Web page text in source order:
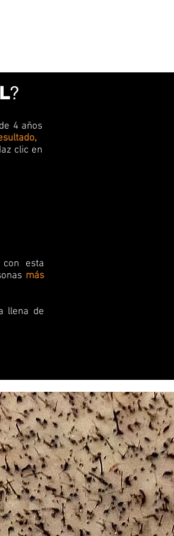
?
4 años
,
clic en
esta
más
llena de